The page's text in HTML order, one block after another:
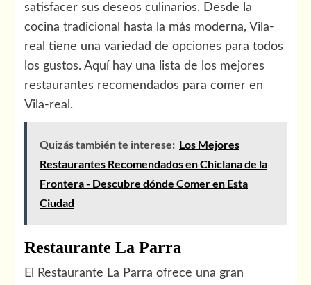
satisfacer sus deseos culinarios. Desde la
cocina tradicional hasta la más moderna, Vila-
real tiene una variedad de opciones para todos
los gustos. Aquí hay una lista de los mejores
restaurantes recomendados para comer en
Vila-real.
Quizás también te interese: Los Mejores
Restaurantes Recomendados en Chiclana de la
Frontera - Descubre dónde Comer en Esta
Ciudad
Restaurante La Parra
El Restaurante La Parra ofrece una gran